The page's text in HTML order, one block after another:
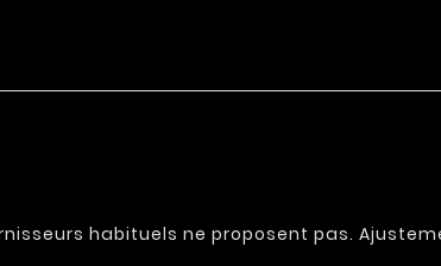
habituels ne proposent pas.